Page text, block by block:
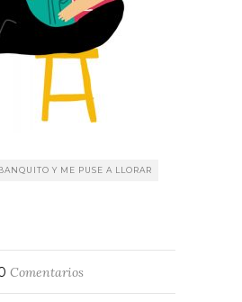
Y ME PUSE A LLORAR
Comentarios